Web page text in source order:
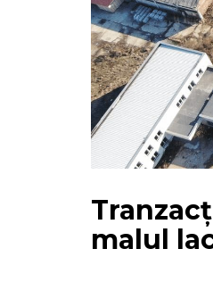
malul